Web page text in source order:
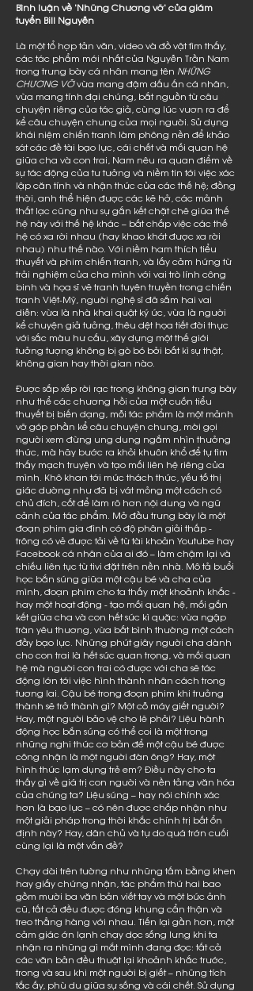
Bình luận về 'Những Chương vỡ' của giám
tuyển Bill Nguyễn
Là một tổ hợp tản văn, video và đồ vật tìm thấy,
các tác phẩm mới nhất của Nguyễn Trần Nam
trong trưng bày cá nhân mang tên NHỮNG
CHƯƠNG VỠvừa mang đậm dấu ấn cá nhân,
vừa mang tính đại chúng, bắt nguồn từ câu
chuyện riêng của tác giả, cùng lúc vươn ra để
kể câu chuyện chung của mọi người. Sử dụng
khái niệm chiến tranh làm phông nền để khảo
sát các đề tài bạo lực, cái chết và mối quan hệ
giữa cha và con trai, Nam nêu ra quan điểm về
sự tác động của tư tưởng và niềm tin tới việc xác
lập căn tính và nhận thức của các thế hệ; đồng
thời, anh thể hiện được các kẽ hở, các mảnh
thất lạc cũng như sự gắn kết chặt chẽ giữa thế
hệ này với thế hệ khác – bất chấp việc các thế
hệ có xa rời nhau (hay khao khát được xa rời
nhau) như thế nào. Với niềm ham thích tiểu
thuyết và phim chiến tranh, và lấy cảm hứng từ
trải nghiệm của cha mình với vai trò lính công
binh và họa sĩ vẽ tranh tuyên truyền trong chiến
tranh Việt-Mỹ, người nghệ sĩ đã sắm hai vai
diễn: vừa là nhà khai quật ký ức, vừa là người
kể chuyện giả tưởng, thêu dệt họa tiết đời thực
với sắc màu hư cấu, xây dựng một thế giới
tưởng tượng không bị gò bó bởi bất kì sự thật,
không gian hay thời gian nào.
Được sắp xếp rời rạc trong không gian trưng bày
như thể các chương hồi của một cuốn tiểu
thuyết bị biến dạng, mỗi tác phẩm là một mảnh
vỡ góp phần kể câu chuyện chung, mời gọi
người xem đừng ung dung ngắm nhìn thưởng
thức, mà hãy bước ra khỏi khuôn khổ để tự tìm
thấy mạch truyện và tạo mối liên hệ riêng của
mình. Khô khan tới mức thách thức, yếu tố thị
giác dường như đã bị vát mỏng một cách có
chủ đích, cốt để làm rõ hơn nội dung và ngữ
cảnh của tác phẩm. Mở đầu trưng bày là một
đoạn phim gia đình có độ phân giải thấp -
trông có vẻ được tải về từ tài khoản Youtube hay
Facebook cá nhân của ai đó – làm chậm lại và
chiếu liên tục từ tivi đặt trên nền nhà. Mô tả buổi
học bắn súng giữa một cậu bé và cha của
mình, đoạn phim cho ta thấy một khoảnh khắc -
hay một hoạt động - tạo mối quan hệ, mối gắn
kết giữa cha và con hết sức kì quặc: vừa ngập
tràn yêu thương, vừa bất bình thường một cách
đầy bạo lực. Những phút giây người cha dành
cho con trai là hết sức quan trọng, và mối quan
hệ mà người con trai có được với cha sẽ tác
động lớn tới việc hình thành nhân cách trong
tương lai. Cậu bé trong đoạn phim khi trưởng
thành sẽ trở thành gì? Một cỗ máy giết người?
Hay, một người bảo vệ cho lẽ phải? Liệu hành
động học bắn súng có thể coi là một trong
những nghi thức cơ bản để một cậu bé được
công nhận là một người đàn ông? Hay, một
hình thức lạm dụng trẻ em? Điều này cho ta
thấy gì về giá trị con người và nền tảng văn hóa
của chúng ta? Liệu súng – hay nói chính xác
hơn là bạo lực – có nên được chấp nhận như
một giải pháp trong thời khắc chính trị bất ổn
định này? Hay, dân chủ và tự do quá trớn cuối
cùng lại là một vấn đề?
Chạy dài trên tường như những tấm bằng khen
hay giấy chứng nhận, tác phẩm thứ hai bao
gồm mười ba văn bản viết tay và một bức ảnh
cũ, tất cả đều được đóng khung cẩn thận và
treo thẳng hàng với nhau. Tiến lại gần hơn, một
cảm giác ớn lạnh chạy dọc sống lưng khi ta
nhận ra những gì mắt mình đang đọc: tất cả
các văn bản đều thuật lại khoảnh khắc trước,
trong và sau khi một người bị giết – những tích
tắc ấy, phù du giữa sự sống và cái chết. Sử dụng